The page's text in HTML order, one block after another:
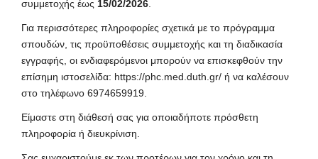
συμμετοχής έως 15/02/2026.
Για περισσότερες πληροφορίες σχετικά με το πρόγραμμα
σπουδών, τις προϋποθέσεις συμμετοχής και τη διαδικασία
εγγραφής, οι ενδιαφερόμενοι μπορούν να επισκεφθούν την
επίσημη ιστοσελίδα: https://phc.med.duth.gr/ ή να καλέσουν
στο τηλέφωνο 6974659919.
Είμαστε στη διάθεσή σας για οποιαδήποτε πρόσθετη
πληροφορία ή διευκρίνιση.